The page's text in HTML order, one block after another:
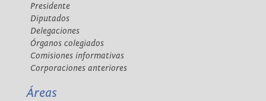
Presidente
Diputados
Delegaciones
Órganos colegiados
Comisiones informativas
Corporaciones anteriores
Áreas